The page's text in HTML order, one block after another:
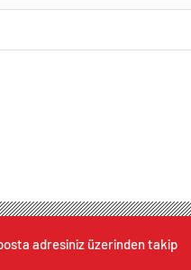
adresiniz üzerinden takip